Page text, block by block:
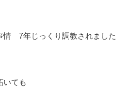
情 7年じっくり調教されました
いても